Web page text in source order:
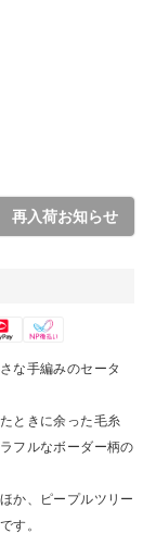
再入荷お知らせ
な手編みのセータ
ときに余った毛糸
フルなボーダー柄の
か、ピープルツリー
す。